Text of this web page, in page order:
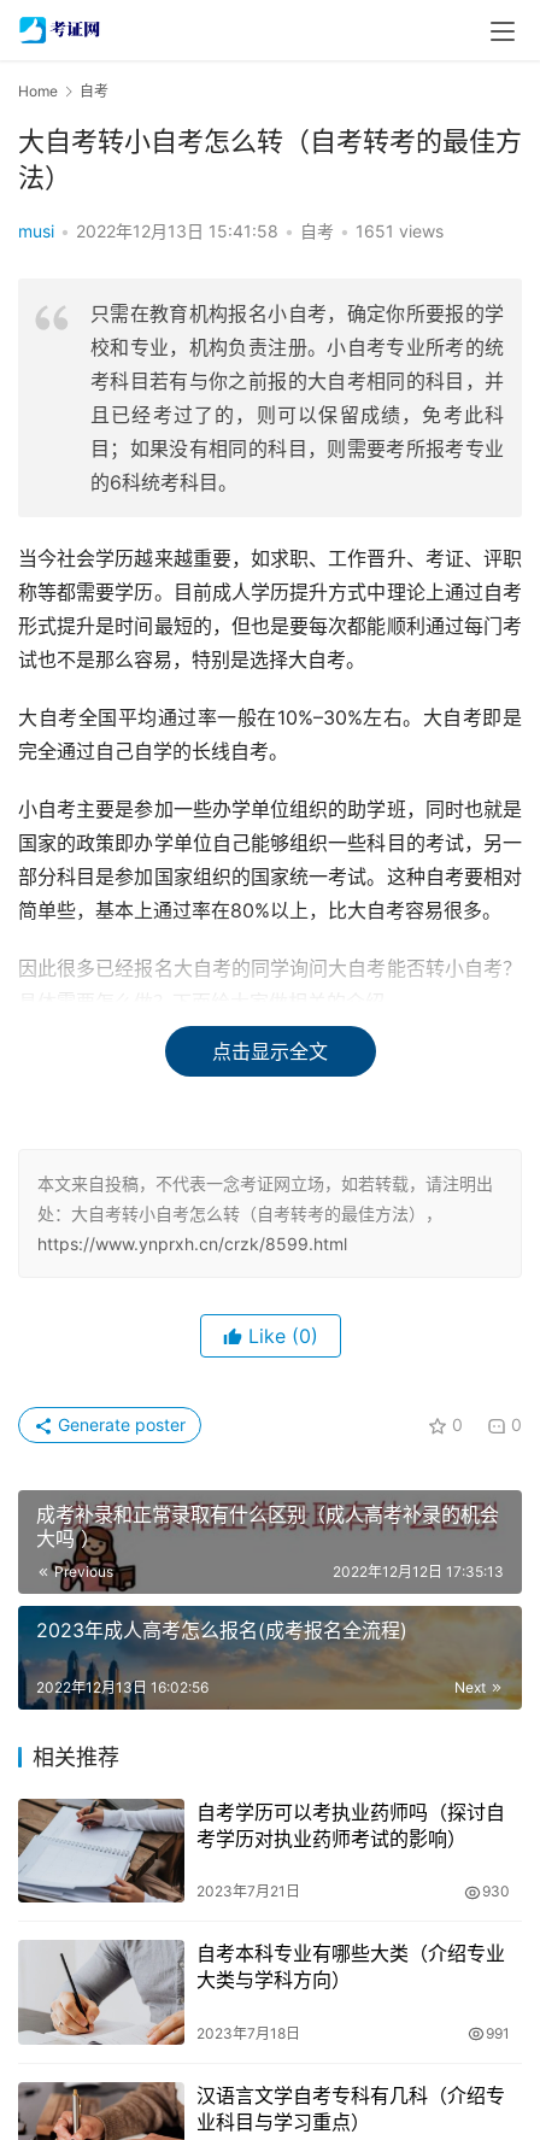
Home 自考
大自考转小自考怎么转（自考转考的最佳方
法）
musi • 2022年12月13日 15:41:58 • 自考 • 1651 views
只需在教育机构报名小自考，确定你所要报的学
校和专业，机构负责注册。小自考专业所考的统
考科目若有与你之前报的大自考相同的科目，并
且已经考过了的，则可以保留成绩，免考此科
目；如果没有相同的科目，则需要考所报考专业
的6科统考科目。
当今社会学历越来越重要，如求职、工作晋升、考证、评职
称等都需要学历。目前成人学历提升方式中理论上通过自考
形式提升是时间最短的，但也是要每次都能顺利通过每门考
试也不是那么容易，特别是选择大自考。
大自考全国平均通过率一般在10%–30%左右。大自考即是
完全通过自己自学的长线自考。
小自考主要是参加一些办学单位组织的助学班，同时也就是
国家的政策即办学单位自己能够组织一些科目的考试，另一
部分科目是参加国家组织的国家统一考试。这种自考要相对
简单些，基本上通过率在80%以上，比大自考容易很多。
因此很多已经报名大自考的同学询问大自考能否转小自考？
大自考可以转小自考吗？
不需要再次重考，只需要把未考完的科目考完即可。
二、大自考如何转小自考？
机构负责注册。小自考专业所考的统考科目若有与你之前报
的大自考相同的科目，并且已经考过了的，则可以保留成
业的6科统考科目。
三、为什么要转小自考？
1、难度较大，学习压力大。
大自考所有科目都是统考，都需要复习硬考，遇到有英语和
数学等科目，对一些基础稍差的同学来说难度就很大；小自
考只有六门统考，大部分专业都是把数学类科目分在校考内
容，英语可以用校考代替，难度大大降低了。
2、大自考时间较长，想快点毕业。
点击显示全文
本文来自投稿，不代表一念考证网立场，如若转载，请注明出
处：大自考转小自考怎么转（自考转考的最佳方法），
https://www.ynprxh.cn/crzk/8599.html
Like (0)
0 0
Generate poster
成考补录和正常录取有什么区别（成人高考补录的机会
大吗 ）
Previous 2022年12月12日 17:35:13
2023年成人高考怎么报名(成考报名全流程)
Next
2022年12月13日 16:02:56
相关推荐
自考学历可以考执业药师吗（探讨自
考学历对执业药师考试的影响）
2023年7月21日 930
自考本科专业有哪些大类（介绍专业
大类与学科方向）
2023年7月18日 991
汉语言文学自考专科有几科（介绍专
业科目与学习重点）